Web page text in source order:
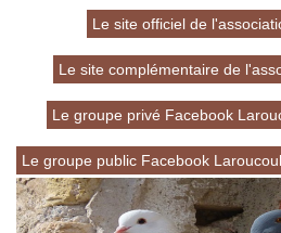
Le site officiel de
Le site complémentaire de
Le groupe privé Facebook
Le groupe public Facebook